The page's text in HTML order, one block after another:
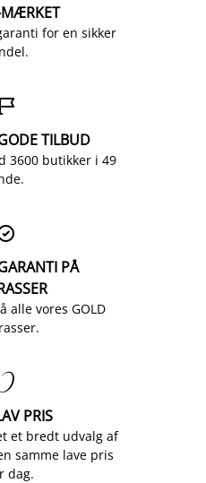
MÆRKET
for en sikker

TILBUD
3600 butikker i 49
PÅ
alle vores GOLD
PRIS
et bredt udvalg af
samme lave pris
dag.